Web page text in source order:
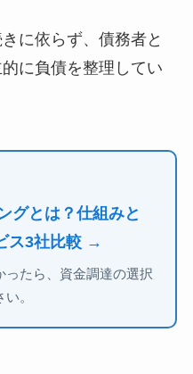
に依らず、債務者と
に負債を整理してい
グとは？仕組みと
ス3社比較 →
ったら、資金調達の選択
。